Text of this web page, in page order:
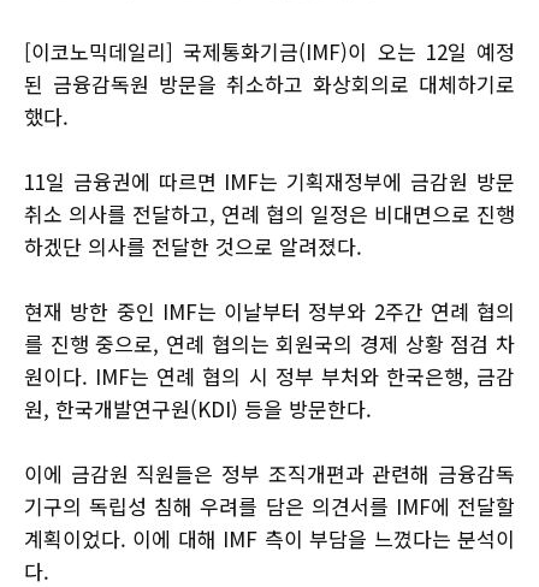
[이코노믹데일리] 국제통화기금(IMF)이 오는 12일 예정
된 금융감독원 방문을 취소하고 화상회의로 대체하기로
했다.
11일 금융권에 따르면 IMF는 기획재정부에 금감원 방문
취소 의사를 전달하고, 연례 협의 일정은 비대면으로 진행
하겠단 의사를 전달한 것으로 알려졌다.
현재 방한 중인 IMF는 이날부터 정부와 2주간 연례 협의
를 진행 중으로, 연례 협의는 회원국의 경제 상황 점검 차
원이다. IMF는 연례 협의 시 정부 부처와 한국은행, 금감
원, 한국개발연구원(KDI) 등을 방문한다.
이에 금감원 직원들은 정부 조직개편과 관련해 금융감독
기구의 독립성 침해 우려를 담은 의견서를 IMF에 전달할
계획이었다. 이에 대해 IMF 측이 부담을 느꼈다는 분석이
다.